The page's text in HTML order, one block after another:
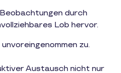
durch
Lob hervor.
zu.
Austausch nicht nur